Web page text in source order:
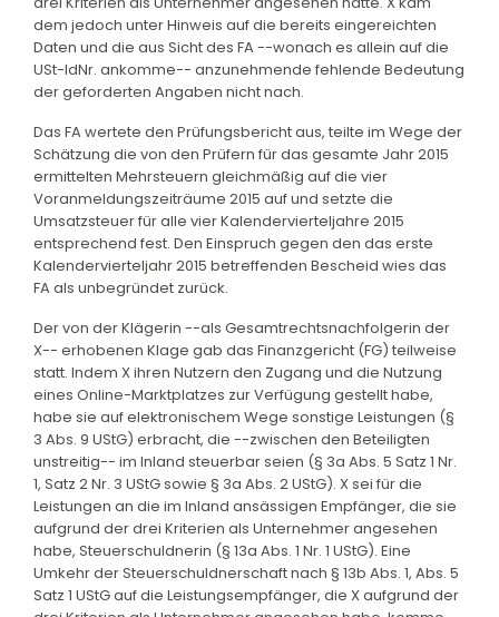
dem jedoch unter Hinweis auf die bereits eingereichten
Daten und die aus Sicht des FA --wonach es allein auf die
USt-IdNr. ankomme-- anzunehmende fehlende Bedeutung
der geforderten Angaben nicht nach.
Das FA wertete den Prüfungsbericht aus, teilte im Wege der
Schätzung die von den Prüfern für das gesamte Jahr 2015
ermittelten Mehrsteuern gleichmäßig auf die vier
Voranmeldungszeiträume 2015 auf und setzte die
Umsatzsteuer für alle vier Kalendervierteljahre 2015
entsprechend fest. Den Einspruch gegen den das erste
Kalendervierteljahr 2015 betreffenden Bescheid wies das
FA als unbegründet zurück.
Der von der Klägerin --als Gesamtrechtsnachfolgerin der
X-- erhobenen Klage gab das Finanzgericht (FG) teilweise
statt. Indem X ihren Nutzern den Zugang und die Nutzung
eines Online-Marktplatzes zur Verfügung gestellt habe,
habe sie auf elektronischem Wege sonstige Leistungen (§
3 Abs. 9 UStG) erbracht, die --zwischen den Beteiligten
unstreitig-- im Inland steuerbar seien (§ 3a Abs. 5 Satz 1 Nr.
1, Satz 2 Nr. 3 UStG sowie § 3a Abs. 2 UStG). X sei für die
Leistungen an die im Inland ansässigen Empfänger, die sie
aufgrund der drei Kriterien als Unternehmer angesehen
habe, Steuerschuldnerin (§ 13a Abs. 1 Nr. 1 UStG). Eine
Umkehr der Steuerschuldnerschaft nach § 13b Abs. 1, Abs. 5
Satz 1 UStG auf die Leistungsempfänger, die X aufgrund der